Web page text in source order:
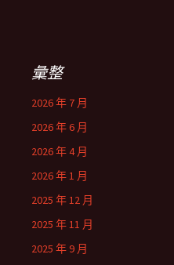
彙整
2026 年 7 月
2026 年 6 月
2026 年 4 月
2026 年 1 月
2025 年 12 月
2025 年 11 月
2025 年 9 月